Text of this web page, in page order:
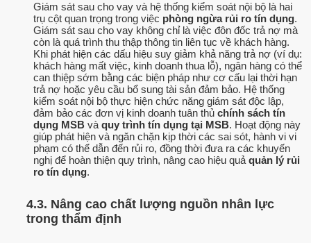
Giám sát sau cho vay và hệ thống kiểm soát nội bộ là hai
trụ cột quan trọng trong việc phòng ngừa rủi ro tín dụng.
Giám sát sau cho vay không chỉ là việc đôn đốc trả nợ mà
còn là quá trình thu thập thông tin liên tục về khách hàng.
Khi phát hiện các dấu hiệu suy giảm khả năng trả nợ (ví dụ:
khách hàng mất việc, kinh doanh thua lỗ), ngân hàng có thể
can thiệp sớm bằng các biện pháp như cơ cấu lại thời hạn
trả nợ hoặc yêu cầu bổ sung tài sản đảm bảo. Hệ thống
kiểm soát nội bộ thực hiện chức năng giám sát độc lập,
đảm bảo các đơn vị kinh doanh tuân thủ chính sách tín
dụng MSB và quy trình tín dụng tại MSB. Hoạt động này
giúp phát hiện và ngăn chặn kịp thời các sai sót, hành vi vi
phạm có thể dẫn đến rủi ro, đồng thời đưa ra các khuyến
nghị để hoàn thiện quy trình, nâng cao hiệu quả quản lý rủi
ro tín dụng.
4.3. Nâng cao chất lượng nguồn nhân lực
trong thẩm định